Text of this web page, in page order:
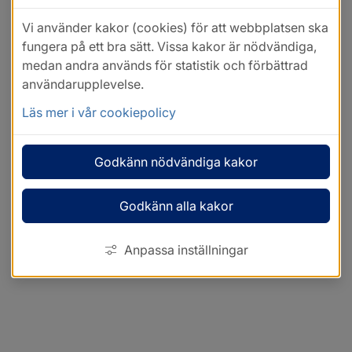
Vi använder kakor (cookies) för att webbplatsen ska
fungera på ett bra sätt. Vissa kakor är nödvändiga,
medan andra används för statistik och förbättrad
användarupplevelse.
Läs mer i vår cookiepolicy
Godkänn nödvändiga kakor
Godkänn alla kakor
Anpassa inställningar